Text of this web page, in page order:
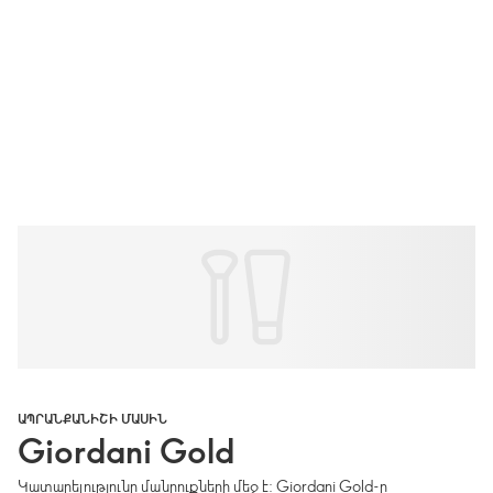
ԱՊՐԱՆՔԱՆԻՇԻ ՄԱՍԻՆ
Giordani Gold
Կատարելությունը մանրուքների մեջ է: Giordani Gold-ը